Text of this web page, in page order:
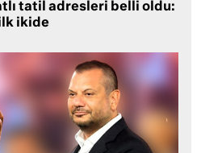
tatil adresleri belli oldu:
ikide